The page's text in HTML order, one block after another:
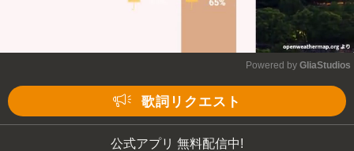
Powered by GliaStudios
歌詞リクエスト
公式アプリ 無料配信中!